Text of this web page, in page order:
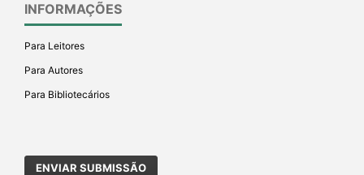
INFORMAÇÕES
Para Leitores
Para Autores
Para Bibliotecários
ENVIAR SUBMISSÃO